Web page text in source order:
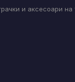
и аксесоари на